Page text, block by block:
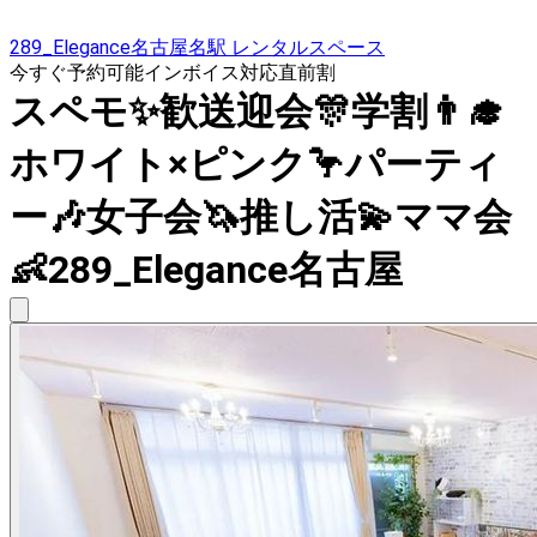
289_Elegance名古屋名駅 レンタルスペース
今すぐ予約可能インボイス対応直前割
スペモ✨歓送迎会🎊学割👨‍🎓
ホワイト×ピンク🦩パーティ
ー🎶女子会🦄推し活💫ママ会
👶289_Elegance名古屋